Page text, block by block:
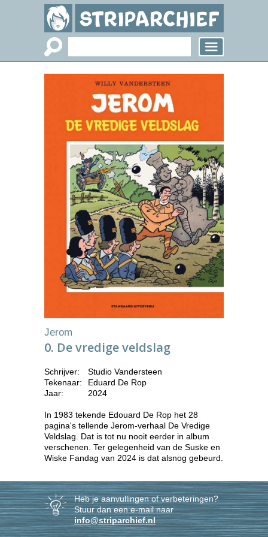
Jerom
0. De vredige veldslag
Schrijver:
Studio Vandersteen
Tekenaar:
Eduard De Rop
Jaar:
2024
In 1983 tekende Edouard De Rop het 28
pagina's tellende Jerom-verhaal De Vredige
Veldslag. Dat is tot nu nooit eerder in album
verschenen. Ter gelegenheid van de Suske en
Wiske Fandag van 2024 is dat alsnog gebeurd.
Heb je aanvullingen of verbeteringen?
Stuur dan een e-mail naar
info@striparchief.nl